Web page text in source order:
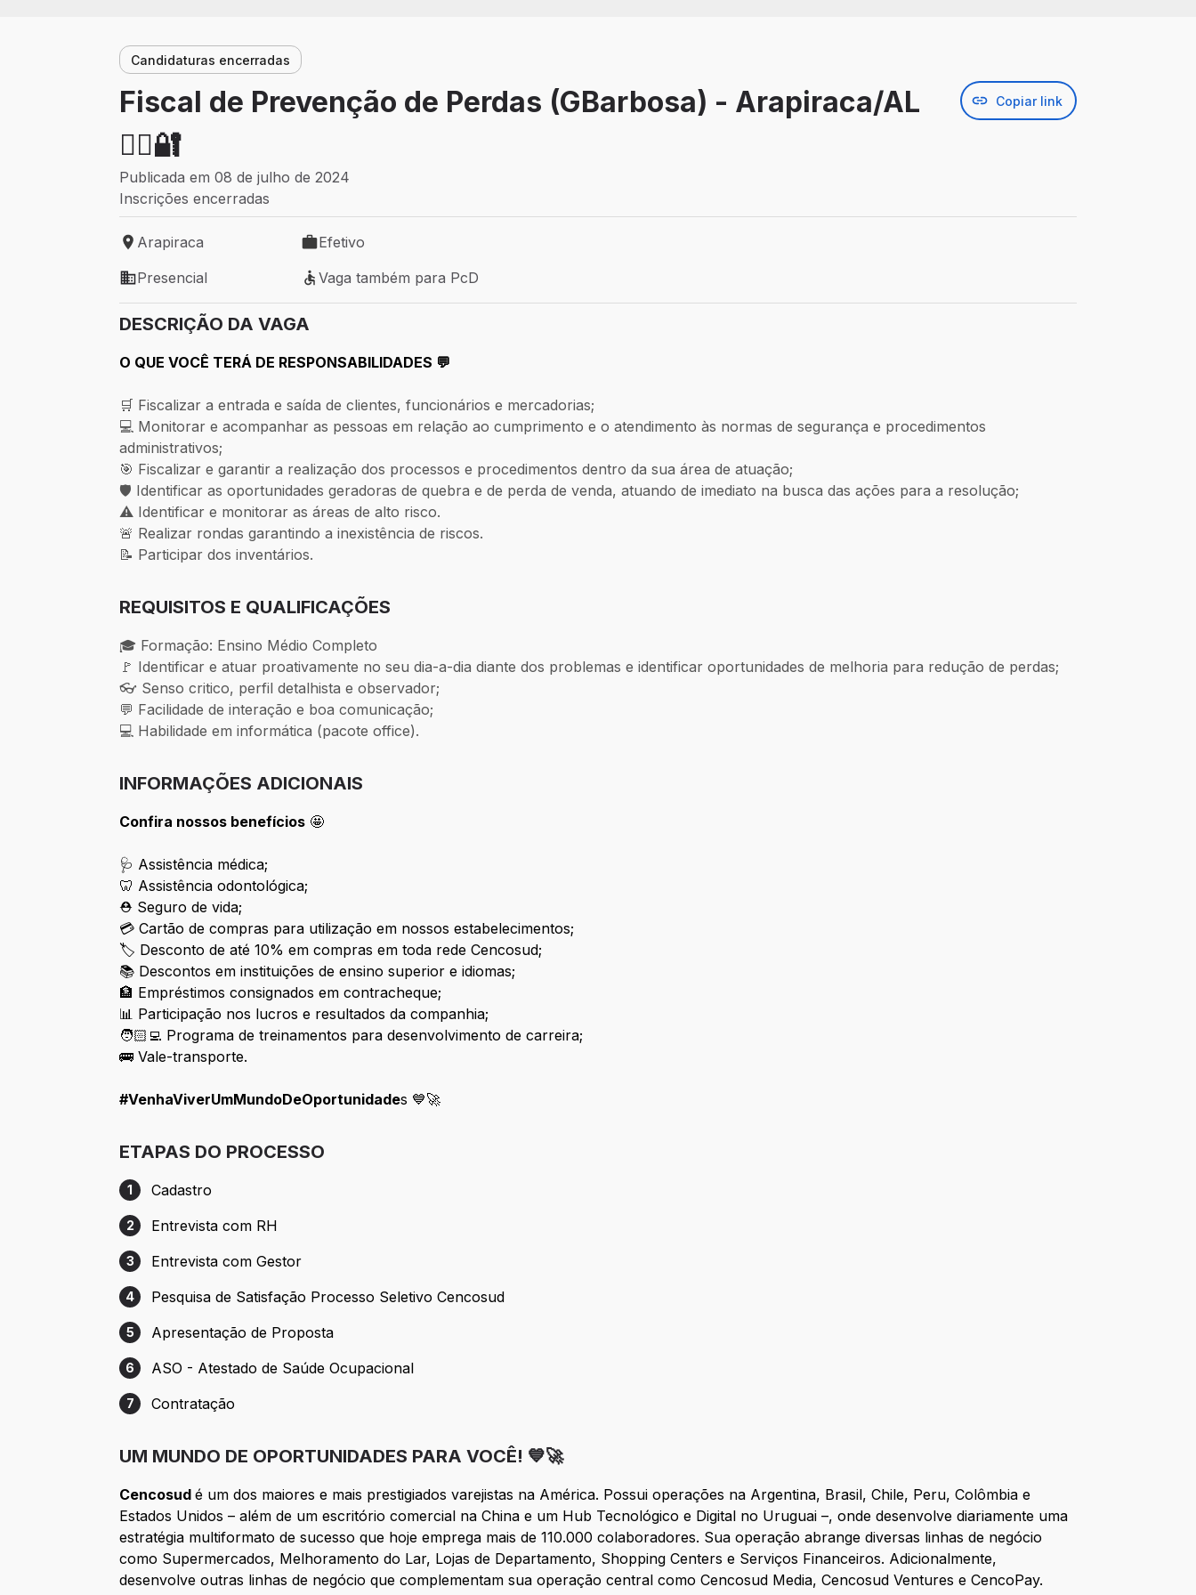
Candidaturas encerradas
Fiscal de Prevenção de Perdas (GBarbosa) - Arapiraca/AL
👨‍✈️🔐
Copiar link
Publicada em 08 de julho de 2024
Inscrições encerradas
Local de trabalho: Arapiraca
Arapiraca
Tipo de vaga: Efetivo
Efetivo
Modelo de trabalho: Presencial
Presencial
Vaga também para PcD
Vaga também para PcD
DESCRIÇÃO DA VAGA
O QUE VOCÊ TERÁ DE RESPONSABILIDADES 💬
🛒 Fiscalizar a entrada e saída de clientes, funcionários e mercadorias;
💻 Monitorar e acompanhar as pessoas em relação ao cumprimento e o atendimento às normas de segurança e procedimentos
administrativos;
🎯 Fiscalizar e garantir a realização dos processos e procedimentos dentro da sua área de atuação;
🛡 Identificar as oportunidades geradoras de quebra e de perda de venda, atuando de imediato na busca das ações para a resolução;
⚠ Identificar e monitorar as áreas de alto risco.
🚨 Realizar rondas garantindo a inexistência de riscos.
📝 Participar dos inventários.
REQUISITOS E QUALIFICAÇÕES
🎓 Formação: Ensino Médio Completo
🚩 Identificar e atuar proativamente no seu dia-a-dia diante dos problemas e identificar oportunidades de melhoria para redução de perdas;
👓 Senso critico, perfil detalhista e observador;
💬 Facilidade de interação e boa comunicação;
💻 Habilidade em informática (pacote office).
INFORMAÇÕES ADICIONAIS
Confira nossos benefícios 🤩
🩺 Assistência médica;
🦷 Assistência odontológica;
⛑ Seguro de vida;
💳 Cartão de compras para utilização em nossos estabelecimentos;
🏷 Desconto de até 10% em compras em toda rede Cencosud;
📚 Descontos em instituições de ensino superior e idiomas;
🏦 Empréstimos consignados em contracheque;
📊 Participação nos lucros e resultados da companhia;
🧑🏻‍💻 Programa de treinamentos para desenvolvimento de carreira;
🚌 Vale-transporte.
#VenhaViverUmMundoDeOportunidades 💙🚀
ETAPAS DO PROCESSO
Etapa 1: Cadastro
1 Cadastro
Etapa 2: Entrevista com RH
2 Entrevista com RH
Etapa 3: Entrevista com Gestor
3 Entrevista com Gestor
Etapa 4: Pesquisa de Satisfação Processo Seletivo Cencosud
4 Pesquisa de Satisfação Processo Seletivo Cencosud
Etapa 5: Apresentação de Proposta
5 Apresentação de Proposta
Etapa 6: ASO - Atestado de Saúde Ocupacional
6 ASO - Atestado de Saúde Ocupacional
Etapa 7: Contratação
7 Contratação
UM MUNDO DE OPORTUNIDADES PARA VOCÊ! 💙🚀
Cencosudé um dos maiores e mais prestigiados varejistas na América. Possui operações na Argentina, Brasil, Chile, Peru, Colômbia e
Estados Unidos – além de um escritório comercial na China e um Hub Tecnológico e Digital no Uruguai –, onde desenvolve diariamente uma
estratégia multiformato de sucesso que hoje emprega mais de 110.000 colaboradores. Sua operação abrange diversas linhas de negócio
como Supermercados, Melhoramento do Lar, Lojas de Departamento, Shopping Centers e Serviços Financeiros. Adicionalmente,
desenvolve outras linhas de negócio que complementam sua operação central como Cencosud Media, Cencosud Ventures e CencoPay.